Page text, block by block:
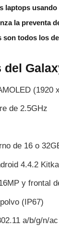
laptops
la preventa
son todos los
(1920
de 2.5GHz
de 16 o
4.4.2
y frontal
(IP67)
a/b/g/n/